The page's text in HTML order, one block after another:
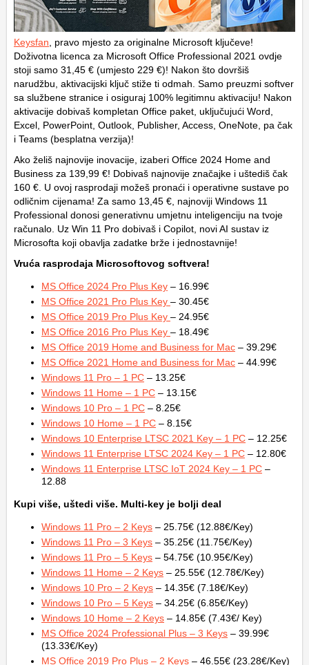
Keysfan , pravo mjesto za originalne Microsoft ključeve!
Doživotna licenca za Microsoft Office Professional 2021 ovdje
stoji samo 31,45 € (umjesto 229 €)! Nakon što dovršiš
narudžbu, aktivacijski ključ stiže ti odmah. Samo preuzmi softver
sa službene stranice i osiguraj 100% legitimnu aktivaciju! Nakon
aktivacije dobivaš kompletan Office paket, uključujući Word,
Excel, PowerPoint, Outlook, Publisher, Access, OneNote, pa čak
i Teams (besplatna verzija)!
Ako želiš najnovije inovacije, izaberi Office 2024 Home and
Business za 139,99 €! Dobivaš najnovije značajke i uštediš čak
160 €. U ovoj rasprodaji možeš pronaći i operativne sustave po
odličnim cijenama! Za samo 13,45 €, najnoviji Windows 11
Professional donosi generativnu umjetnu inteligenciju na tvoje
računalo. Uz Win 11 Pro dobivaš i Copilot, novi AI sustav iz
Microsofta koji obavlja zadatke brže i jednostavnije!
Vruća rasprodaja Microsoftovog softvera!
MS Office 2024 Pro Plus Key – 16.99€
MS Office 2021 Pro Plus Key – 30.45€
MS Office 2019 Pro Plus Key – 24.95€
MS Office 2016 Pro Plus Key – 18.49€
MS Office 2019 Home and Business for Mac – 39.29€
MS Office 2021 Home and Business for Mac – 44.99€
Windows 11 Pro – 1 PC – 13.25€
Windows 11 Home – 1 PC – 13.15€
Windows 10 Pro – 1 PC – 8.25€
Windows 10 Home – 1 PC – 8.15€
Windows 10 Enterprise LTSC 2021 Key – 1 PC – 12.25€
Windows 11 Enterprise LTSC 2024 Key – 1 PC – 12.80€
Windows 11 Enterprise LTSC IoT 2024 Key – 1 PC –
12.88
Kupi više, uštedi više. Multi-key je bolji deal
Windows 11 Pro – 2 Keys – 25.75€ (12.88€/Key)
Windows 11 Pro – 3 Keys – 35.25€ (11.75€/Key)
Windows 11 Pro – 5 Keys – 54.75€ (10.95€/Key)
Windows 11 Home – 2 Keys – 25.55€ (12.78€/Key)
Windows 10 Pro – 2 Keys – 14.35€ (7.18€/Key)
Windows 10 Pro – 5 Keys – 34.25€ (6.85€/Key)
Windows 10 Home – 2 Keys – 14.85€ (7.43€/ Key)
MS Office 2024 Professional Plus – 3 Keys – 39.99€
(13.33€/Key)
MS Office 2019 Pro Plus – 2 Keys – 46.55€ (23.28€/Key)